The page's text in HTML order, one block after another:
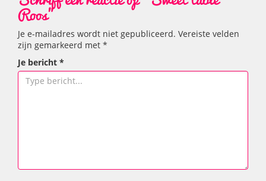
Roos"
Je e-mailadres wordt niet gepubliceerd. Vereiste velden
zijn gemarkeerd met *
Je bericht *